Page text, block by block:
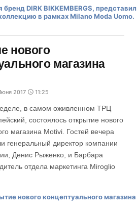
нового
магазина
2017 11:25
в самом оживленном ТРЦ
состоялось открытие нового
магазина Motivi. Гостей вечера
генеральный директор компании
Денис Рыженко, и Барбара
отдела маркетинга Miroglio